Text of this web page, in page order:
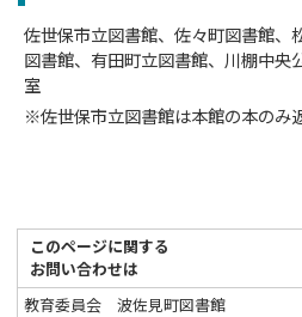
佐世保市立図書館、佐々町図書館、
図書館、有田町立図書館、川棚中央
室
※佐世保市立図書館は本館の本のみ
このページに関する
お問い合わせは
教育委員会 波佐見町図書館